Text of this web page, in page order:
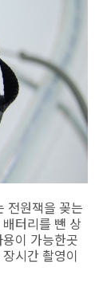
전원잭을 꽂는
터리를 뺀 상
이 가능한곳
시간 촬영이